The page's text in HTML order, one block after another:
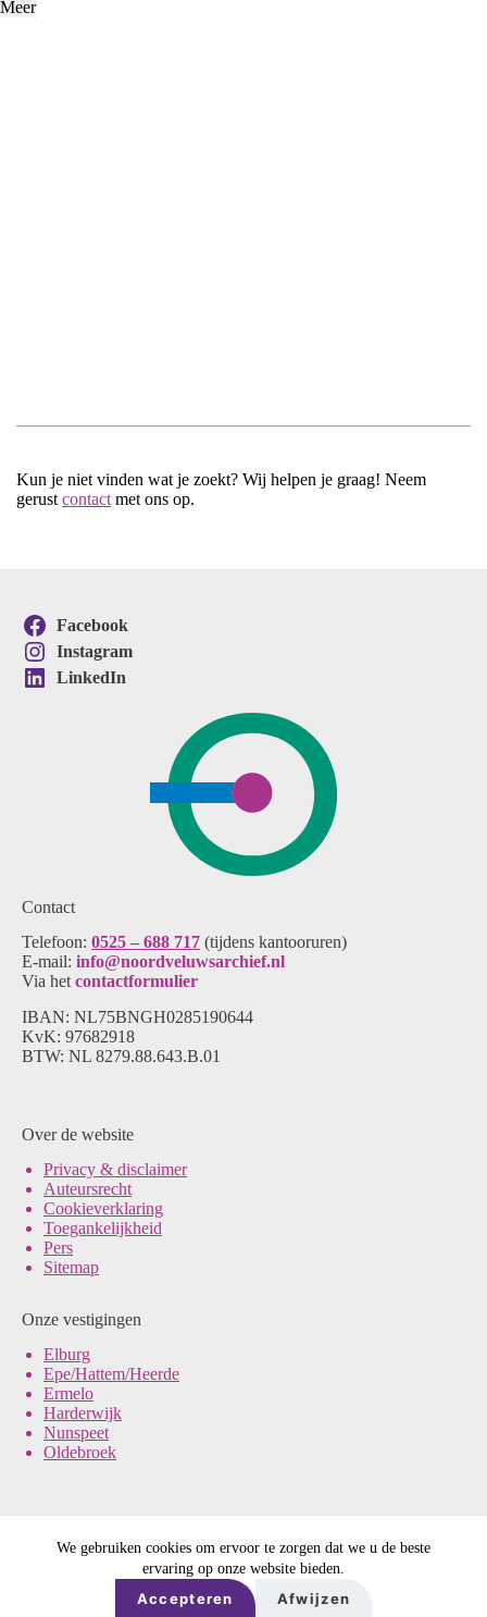
We gebruiken cookies om ervoor te zorgen dat we u de beste
ervaring op onze website bieden.
Accepteren Afwijzen
Meer
Kun je niet vinden wat je zoekt? Wij helpen je graag! Neem
gerust contact met ons op.
Contact
Telefoon: 0525 – 688 717 (tijdens kantooruren)
E-mail: info@noordveluwsarchief.nl
Via het contactformulier
IBAN: NL75BNGH0285190644
KvK: 97682918
BTW: NL 8279.88.643.B.01
Onze vestigingen
Elburg
Epe/Hattem/Heerde
Ermelo
Harderwijk
Nunspeet
Oldebroek
Over de website
Privacy & disclaimer
Auteursrecht
Cookieverklaring
Toegankelijkheid
Pers
Sitemap
Facebook
Instagram
LinkedIn
© Noord-Veluws Archief
DE REE
B.V.en Best4U